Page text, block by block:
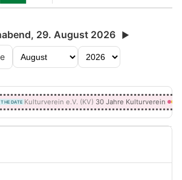
29. August 2026 ▶
THE DATE Kulturverein e.V. (KV) 30 Jahre Kulturverein